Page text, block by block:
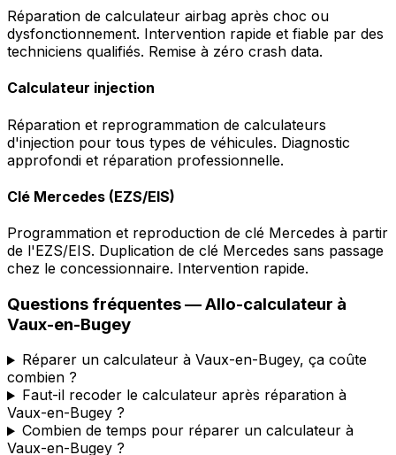
Réparation de calculateur airbag après choc ou
dysfonctionnement. Intervention rapide et fiable par des
techniciens qualifiés. Remise à zéro crash data.
Calculateur injection
Réparation et reprogrammation de calculateurs
d'injection pour tous types de véhicules. Diagnostic
approfondi et réparation professionnelle.
Clé Mercedes (EZS/EIS)
Programmation et reproduction de clé Mercedes à partir
de l'EZS/EIS. Duplication de clé Mercedes sans passage
chez le concessionnaire. Intervention rapide.
Questions fréquentes —Allo-calculateur à
Vaux-en-Bugey
Réparer un calculateur à Vaux-en-Bugey, ça coûte
combien ?
Faut-il recoder le calculateur après réparation à
Vaux-en-Bugey ?
Combien de temps pour réparer un calculateur à
Vaux-en-Bugey ?